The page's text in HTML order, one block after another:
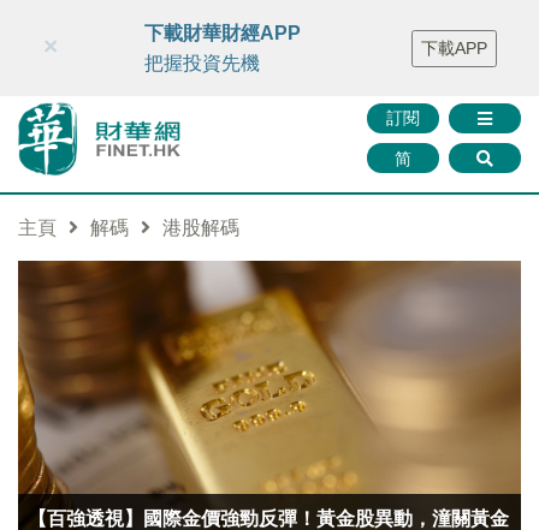
財華智庫網 FINTV FINMETA 財華證券 媒體矩陣
智庫沙龍
聯絡我們
訂閱
简
×
下載財華財經APP
把握投資先機
下載APP
主頁 解碼 港股解碼
【百強透視】國際金價強勁反彈！黃金股異動，潼關黃金